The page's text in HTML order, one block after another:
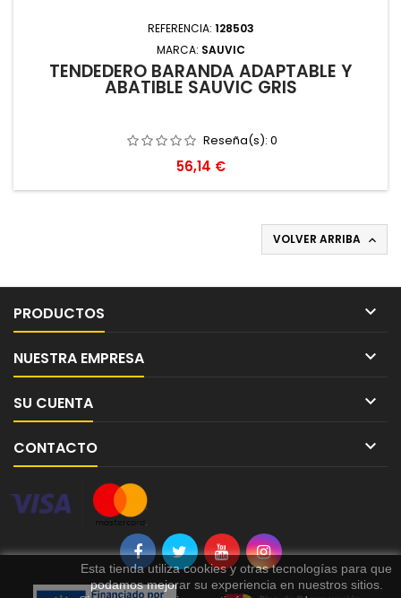
REFERENCIA: 128503
MARCA: SAUVIC
TENDEDERO BARANDA ADAPTABLE Y
ABATIBLE SAUVIC GRIS
Reseña(s): 0
Precio
56,14 €
VOLVER ARRIBA 
PRODUCTOS 
NUESTRA EMPRESA 
SU CUENTA 
CONTACTO 
Esta tienda utiliza cookies y otras tecnologías para que
podamos mejorar su experiencia en nuestros sitios.